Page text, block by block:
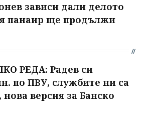
зависи дали делото
панаир ще продължи
РЕДА: Радев си
по ПВУ, службите ни са
версия за Банско